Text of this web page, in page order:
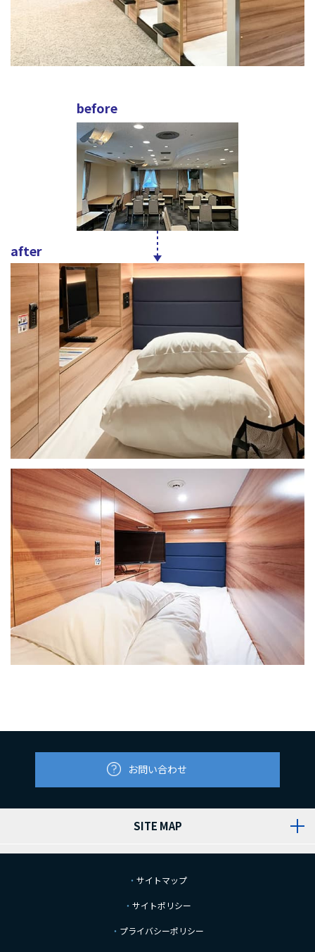
before
after
お問い合わせ
SITE MAP
サイトマップ
サイトポリシー
プライバシーポリシー